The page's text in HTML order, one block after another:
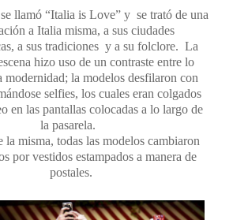
llamó “Italia is Love” y se trató de una
a Italia misma, a sus ciudades
a sus tradiciones y a su folclore. La
hizo uso de un contraste entre lo
modernidad; la modelos desfilaron con
selfies, los cuales eran colgados
en las pantallas colocadas a lo largo de
la pasarela.
la misma, todas las modelos cambiaron
por vestidos estampados a manera de
postales.